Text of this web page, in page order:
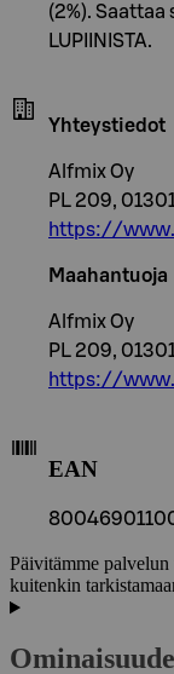
(2%). Saattaa
LUPIINISTA.
Yhteystiedot
Alfmix Oy
PL 209,
https://
Maahantuoja
Alfmix Oy
PL 209,
https://
EAN
Päivitämme
kuitenkin